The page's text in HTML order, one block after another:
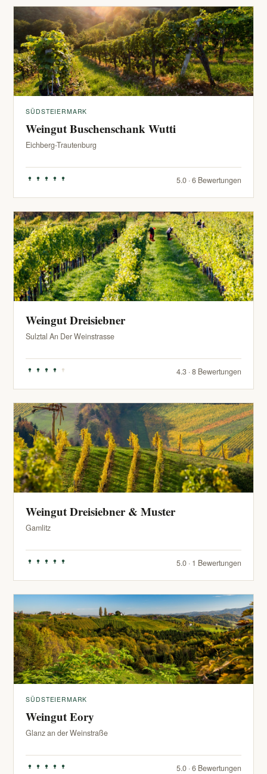
SÜDSTEIERMARK
Weingut Buschenschank Wutti
Eichberg-Trautenburg
5.0 · 6 Bewertungen
Weingut Dreisiebner
Sulztal An Der Weinstrasse
4.3 · 8 Bewertungen
Weingut Dreisiebner & Muster
Gamlitz
5.0 · 1 Bewertungen
SÜDSTEIERMARK
Weingut Eory
Glanz an der Weinstraße
5.0 · 6 Bewertungen